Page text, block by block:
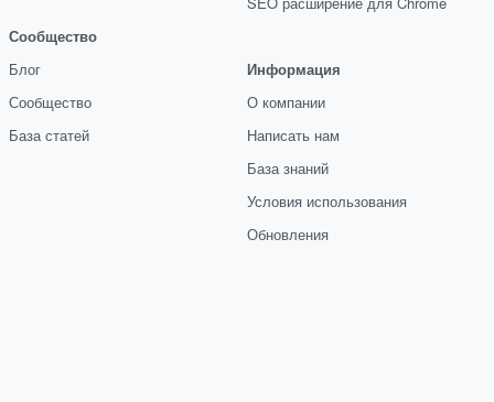
Сообщество
Блог
Сообщество
База статей
Информация
О компании
Написать нам
База знаний
Условия использования
Обновления